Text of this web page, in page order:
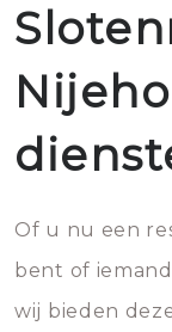
Of u nu een
bent of
wij bieden